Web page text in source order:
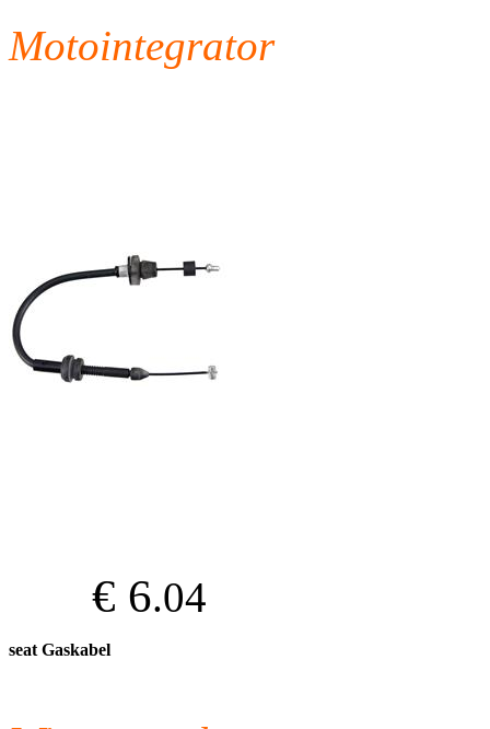
Motointegrator
€ 6.04
seat Gaskabel